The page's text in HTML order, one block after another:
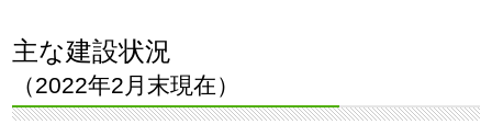
主な建設状況
（2022年2月末現在）